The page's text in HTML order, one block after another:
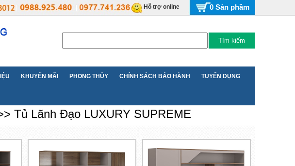
Hỗ trợ online 0 Sản phầm
THẤT GIA ĐÌNH... của nội thất Hòa Phát
KHUYẾN MÃI PHONG THỦY CHÍNH SÁCH BẢO HÀNH TUYỂN DỤNG
Tủ Lãnh Đạo LUXURY SUPREME